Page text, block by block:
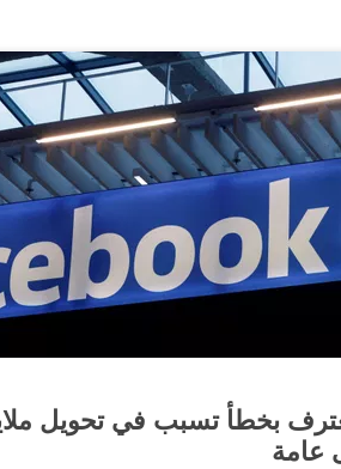
بخطأ تسبب في تحويل
عامة